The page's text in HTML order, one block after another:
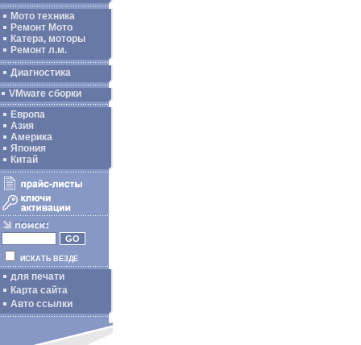
Мото техника
Ремонт Мото
Катера, моторы
Ремонт л.м.
Диагностика
VMware сборки
Европа
Азия
Америка
Япония
Китай
ИСКАТЬ ВЕЗДЕ
для печати
Карта сайта
Авто ссылки